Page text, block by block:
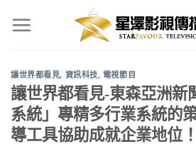
讓世界都看見, 資訊科技, 電視節目
讓世界都看見-東森亞洲新
系統」專精多行業系統的
導工具協助成就企業地位！